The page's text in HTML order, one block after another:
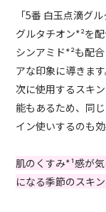
「5番 白玉点滴グ
グルタチオン*²を
シンアミド*²も配
アな印象に導きます
次に使用するスキ
能もあるため、同
イン使いするのも効
肌のくすみ*¹感が
になる季節のスキ